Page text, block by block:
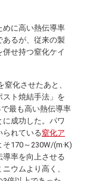
めに高い熱伝導率
るが、従来の製
せ持つ窒化ケイ
窒化させたあと、
ト焼結手法」を
最も高い熱伝導率
成功した。パワ
られている窒化ア
170～230W/(m·K)
率を向上させる
ウムより高く、